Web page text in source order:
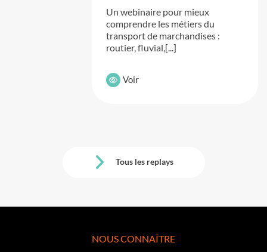
Un webinaire pour mieux
comprendre les métiers du
transport de marchandises :
routier, fluvial,[...]
Voir
Tous les replays
NOUS CONNAÎTRE